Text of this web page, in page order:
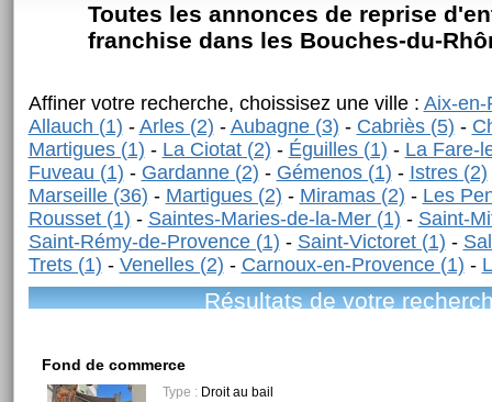
Toutes les annonces de reprise
franchise dans les Bouches-du-
Affiner votre recherche, choissisez une ville : Aix-en-
Allauch (1) - Arles (2) - Aubagne (3) - Cabriès (5) -
Martigues (1) - La Ciotat (2) - Éguilles (1) - La Fare-
Fuveau (1) - Gardanne (2) - Gémenos (1) - Istres (2)
Marseille (36) - Martigues (2) - Miramas (2) - Les
Rousset (1) - Saintes-Maries-de-la-Mer (1) - Saint-
Saint-Rémy-de-Provence (1) - Saint-Victoret (1) -
Trets (1) - Venelles (2) - Carnoux-en-Provence (1) -
Résultats de votre
Fond de commerce
Type :Droit au bail